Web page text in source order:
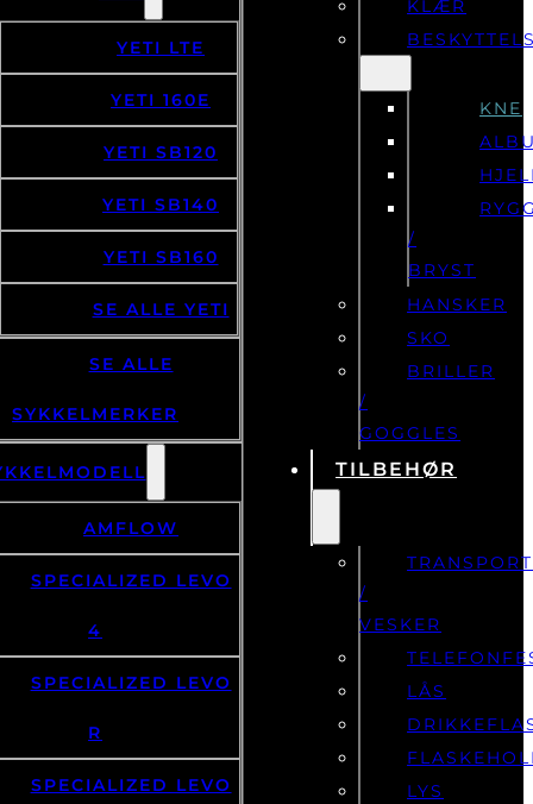
YETI LTE
YETI 160E
YETI SB120
YETI SB140
YETI SB160
SE ALLE YETI
SE ALLE
SYKKELMERKER
AMFLOW
SPECIALIZED LEVO
4
SPECIALIZED LEVO
R
SPECIALIZED LEVO
KLÆR
KNE
/
BRYST
HANSKER
SKO
BRILLER
/
GOGGLES
TILBEHØR
TRANSPORT
/
VESKER
LÅS
LYS